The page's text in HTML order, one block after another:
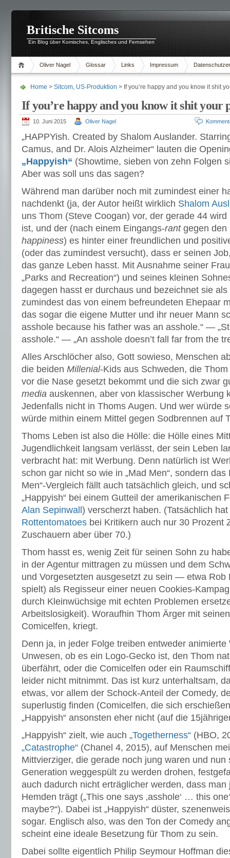
Britische Sitcoms
Ein Blog über Komisches, Englisches und Fernsehen
Oliver Nagel Glossar Links Impressum
Home > Sitcom, US-Produktion > If you’re happy and you know it shit
If you’re happy and you know it shit your
10. Juni 2015 Oliver Nagel
„HAPPYish. Created by Shalom Auslander.
Camus, and Dr. Alois Alzheimer“ lauten die
„Happyish“ (Showtime, sieben von zehn Folgen
Aber was soll uns das sagen?
Während man darüber noch mit zumindest einer
nachdenkt (ja, der Autor heißt wirklich Shalom
uns Thom (Steve Coogan) vor, der gerade 44
ist, und der (nach einem Eingangs-rantgegen den
happiness) es hinter einer freundlichen und
(oder das zumindest versucht), dass er seinen
das ganze Leben hasst. Mit Ausnahme seiner
„Parks and Recreation“) und seines kleinen
dagegen hasst er durchaus und bezeichnet sie als
zumindest das von einem befreundeten Ehepaar
das sogar die eigene Mutter und ihr neuer Mann
asshole because his father was an asshole.“ —
asshole.“ — „An asshole doesn’t fall far from the
Alles Arschlöcher also, Gott sowieso, Menschen
die beiden Millenial-Kids aus Schweden, die
vor die Nase gesetzt bekommt und die sich zwar
media auskennen, aber von klassischer Werbung
Jedenfalls nicht in Thoms Augen. Und wer würde
würde mithin einem Mittel gegen Sodbrennen auf
Thoms Leben ist also die Hölle: die Hölle eines
Jugendlichkeit langsam verlässt, der sein Leben
verbracht hat: mit Werbung. Denn natürlich ist
schon gar nicht so wie in „Mad Men“, sondern das
Men“-Vergleich fällt auch tatsächlich gleich, und
„Happyish“ bei einem Gutteil der amerikanischen
Alan Sepinwall ) verscherzt haben. (Tatsächlich hat
Rottentomatoes bei Kritikern auch nur 30 Prozent
Zuschauern aber über 70.)
Thom hasst es, wenig Zeit für seinen Sohn zu
in der Agentur mittragen zu müssen und dem
und Vorgesetzten ausgesetzt zu sein — etwa Rob
spielt) als Regisseur einer neuen Cookies-
durch Kleinwüchsige mit echten Problemen
Arbeitslosigkeit). Woraufhin Thom Ärger mit
Comicelfen, kriegt.
Denn ja, in jeder Folge treiben entweder animierte
Unwesen, ob es ein Logo-Gecko ist, den Thom
überfährt, oder die Comicelfen oder ein
leider nicht mitnimmt. Das ist kurz unterhaltsam,
etwas, vor allem der Schock-Anteil der Comedy,
superlustig finden (Comicelfen, die sich
„Happyish“ ansonsten eher nicht (auf die
„Happyish“ zielt, wie auch „Togetherness“ (HBO,
„Catastrophe“ (Chanel 4, 2015), auf Menschen
Mittvierziger, die gerade noch jung waren und
Generation weggespült zu werden drohen,
auch dadurch nicht erträglicher werden, dass man
Hemden trägt („This one says ‚asshole‘ … this
maybe?“). Dabei ist „Happyish“ düster,
sogar. Englisch also, was den Ton der Comedy
scheint eine ideale Besetzung für Thom zu sein.
Dabei sollte eigentlich Philip Seymour Hoffman